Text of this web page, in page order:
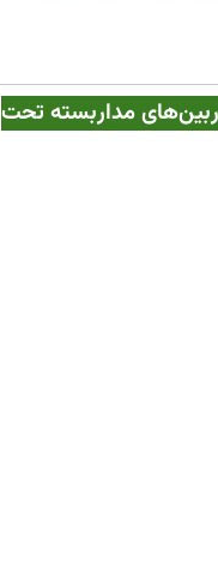
دوربین‌های مداربسته تحت